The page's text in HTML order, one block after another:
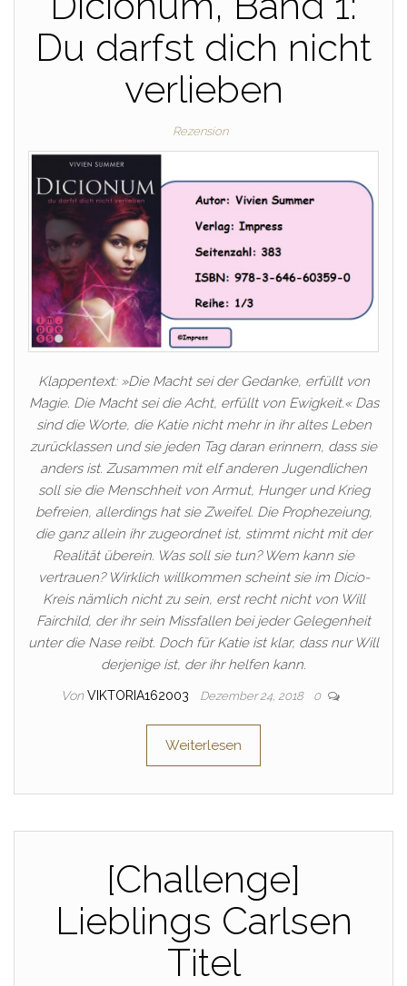
Du darfst dich nicht
verlieben
Rezension
Klappentext: »Die Macht sei der Gedanke, erfüllt von
Magie. Die Macht sei die Acht, erfüllt von Ewigkeit.« Das
sind die Worte, die Katie nicht mehr in ihr altes Leben
zurücklassen und sie jeden Tag daran erinnern, dass sie
anders ist. Zusammen mit elf anderen Jugendlichen
soll sie die Menschheit von Armut, Hunger und Krieg
befreien, allerdings hat sie Zweifel. Die Prophezeiung,
die ganz allein ihr zugeordnet ist, stimmt nicht mit der
Realität überein. Was soll sie tun? Wem kann sie
vertrauen? Wirklich willkommen scheint sie im Dicio-
Kreis nämlich nicht zu sein, erst recht nicht von Will
Fairchild, der ihr sein Missfallen bei jeder Gelegenheit
unter die Nase reibt. Doch für Katie ist klar, dass nur Will
derjenige ist, der ihr helfen kann.
Von VIKTORIA162003 Dezember 24, 2018 0
Weiterlesen
[Challenge]
Lieblings Carlsen
Titel